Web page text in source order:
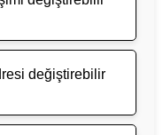
değiştirebilir